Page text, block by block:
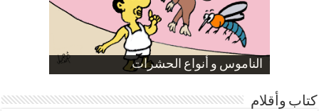
الناموس و أنواع الحشرات
الموظفين بعد ارتفاع الأسعار
ارتفاع نسبة الطلاق في مصر
صورة كاركاتيرية
صورة كاركاتيرية
كتاب وأقلام